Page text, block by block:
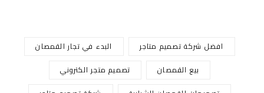
افضل شركة تصميم متاجر
البدء في تجار القمصان
بيع القمصان
تصميم متجر الكتروني